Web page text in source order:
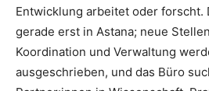
Entwicklung arbeitet oder forscht.
gerade erst in Astana; neue
Koordination und Verwaltung
ausgeschrieben, und das Büro